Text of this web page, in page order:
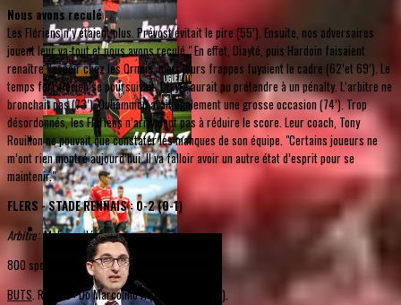
Nous avons reculé
Les Flériens n’y étaient plus. Prévost évitait le pire (55’). Ensuite, nos adversaires
jouent leur va-tout et nous avons reculé." En effet, Diayté, puis Hardoin faisaient
renaître l’espoir chez les Ornais, mais leurs frappes fuyaient le cadre (62’et 69’). Le
temps fort flérien se poursuivait. Diayté aurait pu prétendre à un pénalty. L’arbitre ne
bronchait pas (73’). Ouhammou avait également une grosse occasion (74’). Trop
désordonnés, les Flériens n’arrivaient pas à réduire le score. Leur coach, Tony
Rouillon ne pouvait que constater les manques de son équipe. "Certains joueurs ne
m’ont rien montré aujourd’hui. Il va falloir avoir un autre état d’esprit pour se
maintenir."
FLERS - STADE RENNAIS : 0-2 (0-1)
Arbitre: M. Espondé
800 spectateurs
BUTS. Rennes : Do Marcolino H (29’), Limon (51’).